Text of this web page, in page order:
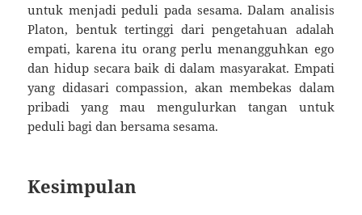
untuk menjadi peduli pada sesama. Dalam analisis
Platon, bentuk tertinggi dari pengetahuan adalah
empati, karena itu orang perlu menangguhkan ego
dan hidup secara baik di dalam masyarakat. Empati
yang didasari compassion, akan membekas dalam
pribadi yang mau mengulurkan tangan untuk
peduli bagi dan bersama sesama.
Kesimpulan